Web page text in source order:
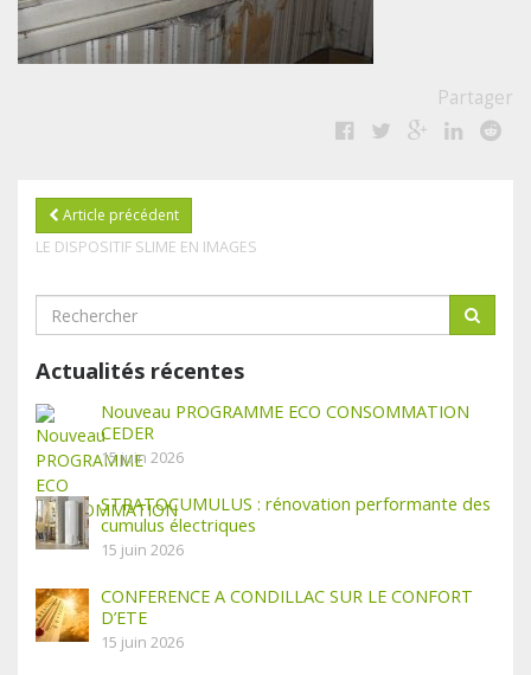
Partager
Article précédent
LE DISPOSITIF SLIME EN IMAGES
Actualités récentes
Nouveau PROGRAMME ECO CONSOMMATION
CEDER
15 juin 2026
STRATOCUMULUS : rénovation performante des
cumulus électriques
15 juin 2026
CONFERENCE A CONDILLAC SUR LE CONFORT
D’ETE
15 juin 2026